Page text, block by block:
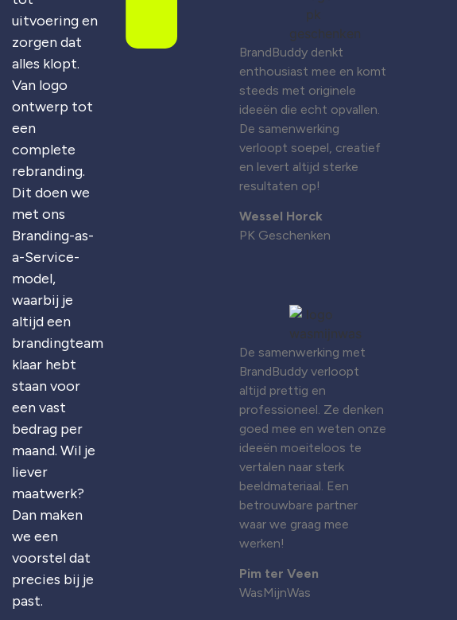
uitvoering en
zorgen dat
alles klopt.
Van logo
ontwerp tot
een
complete
rebranding.
Dit doen we
met ons
Branding-as-
a-Service-
model,
waarbij je
altijd een
brandingteam
klaar hebt
staan voor
een vast
bedrag per
maand. Wil je
liever
maatwerk?
Dan maken
we een
voorstel dat
precies bij je
past.
BrandBuddy denkt
enthousiast mee en komt
steeds met originele
ideeën die echt opvallen.
De samenwerking
verloopt soepel, creatief
en levert altijd sterke
resultaten op!
Wessel Horck
PK Geschenken
De samenwerking met
BrandBuddy verloopt
altijd prettig en
professioneel. Ze denken
goed mee en weten onze
ideeën moeiteloos te
vertalen naar sterk
beeldmateriaal. Een
betrouwbare partner
waar we graag mee
werken!
Pim ter Veen
WasMijnWas